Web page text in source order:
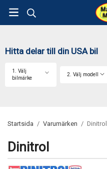
Hitta delar till din USA bil
1. Välj
bilmärke
2. Välj modell
Startsida / Varumärken / Dinitrol
Dinitrol